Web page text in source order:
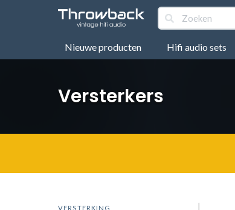
Nieuwe producten Hifi audio sets
Versterkers
VERSTERKING